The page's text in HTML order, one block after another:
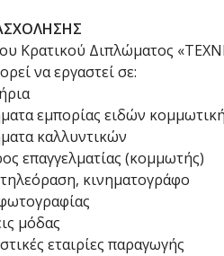
Κρατικού Διπλώματος
να εργαστεί σε:
εμπορίας ειδών
καλλυντικών
επαγγελματίας (κομμωτής)
κινηματογράφο
μόδας
εταιρίες παραγωγής